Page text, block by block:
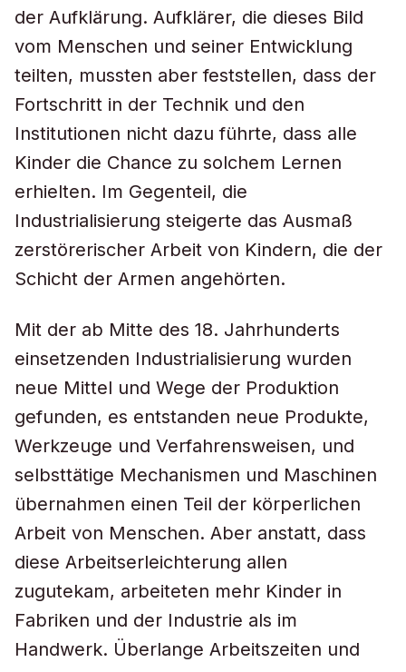
der Aufklärung. Aufklärer, die dieses Bild
vom Menschen und seiner Entwicklung
teilten, mussten aber feststellen, dass der
Fortschritt in der Technik und den
Institutionen nicht dazu führte, dass alle
Kinder die Chance zu solchem Lernen
erhielten. Im Gegenteil, die
Industrialisierung steigerte das Ausmaß
zerstörerischer Arbeit von Kindern, die der
Schicht der Armen angehörten.
Mit der ab Mitte des 18. Jahrhunderts
einsetzenden Industrialisierung wurden
neue Mittel und Wege der Produktion
gefunden, es entstanden neue Produkte,
Werkzeuge und Verfahrensweisen, und
selbsttätige Mechanismen und Maschinen
übernahmen einen Teil der körperlichen
Arbeit von Menschen. Aber anstatt, dass
diese Arbeitserleichterung allen
zugutekam, arbeiteten mehr Kinder in
Fabriken und der Industrie als im
Handwerk. Überlange Arbeitszeiten und